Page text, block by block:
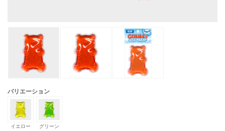
バリエーション
イエロー グリーン